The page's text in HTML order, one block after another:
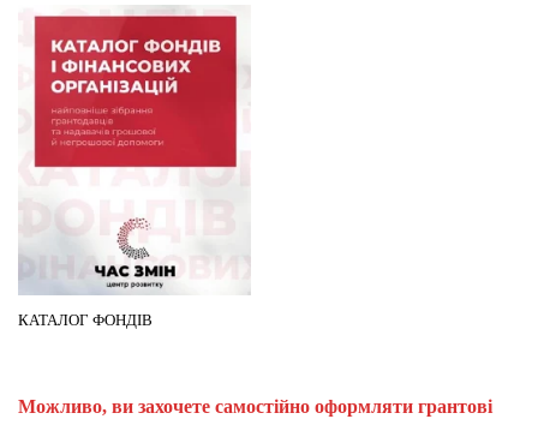
КАТАЛОГ ФОНДІВ
Можливо, ви захочете самостійно оформляти грантові